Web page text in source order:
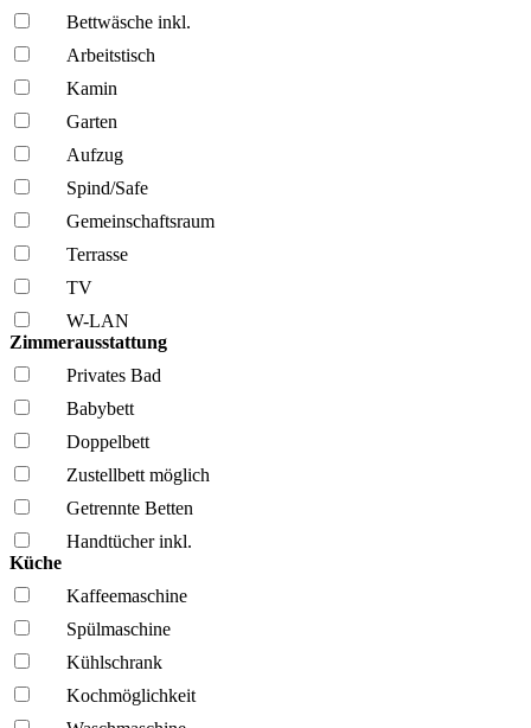
Bettwäsche inkl.
Arbeitstisch
Kamin
Garten
Aufzug
Spind/Safe
Gemeinschafts­raum
Terrasse
TV
W-LAN
Zimmerausstattung
Privates Bad
Babybett
Doppelbett
Zustellbett möglich
Getrennte Betten
Handtücher inkl.
Küche
Kaffee­maschine
Spül­maschine
Kühl­schrank
Kochmöglich­keit